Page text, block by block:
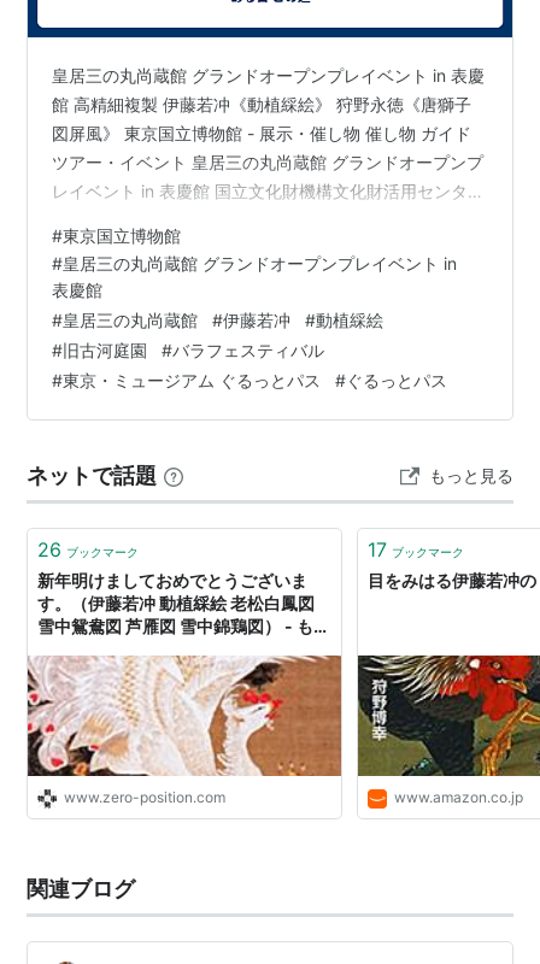
皇居三の丸尚蔵館 グランドオープンプレイベント in 表慶
館 高精細複製 伊藤若冲《動植綵絵》 狩野永徳《唐獅子
図屏風》 東京国立博物館 - 展示・催し物 催し物 ガイド
ツアー・イベント 皇居三の丸尚蔵館 グランドオープンプ
レイベント in 表慶館 国立文化財機構文化財活用センター
作と活用に関する共同研究プロジェクト」により伊藤若
冲筆 国宝《動植綵絵》（皇居三の丸尚蔵館所蔵）の高精
慶館で初公開される。 国宝「動植綵絵」の高精細複製品
を文化財活用センターと共同で制作 東京国立博物館 表慶
館にて一…
#東京国立博物館
#皇居三の丸尚蔵館 グランドオープンプレイベント in
表慶館
#皇居三の丸尚蔵館 #伊藤若冲 #動植綵絵
#旧古河庭園 #バラフェスティバル
#東京・ミュージアム ぐるっとパス #ぐるっとパス
ネットで話題 もっと見る
26 ブックマーク
新年明けましておめでとうございま
す。（伊藤若冲 動植綵絵 老松白鳳図
雪中鴛鴦図 芦雁図 雪中錦鶏図） - もの
www.zero-position.com
17 ブックマーク
目をみはる伊藤若冲
www.amazon.co.jp
関連ブログ